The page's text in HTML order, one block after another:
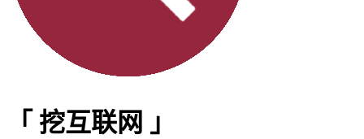
「 挖互联网 」